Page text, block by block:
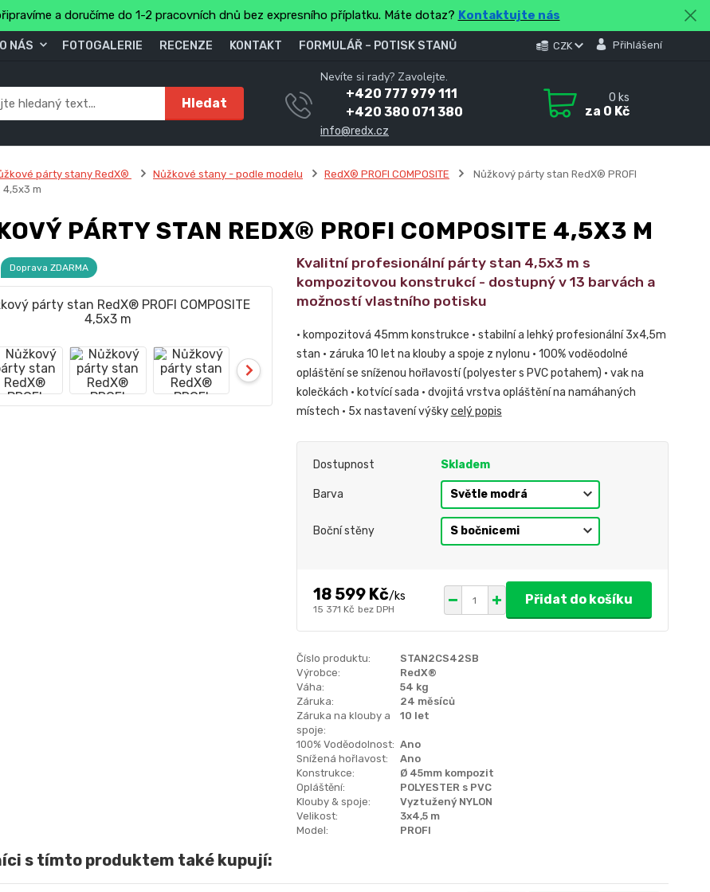
a doručíme do 1-2 pracovních dnů bez expresního příplatku. Máte dotaz? Kontaktujte nás
O NÁS FOTOGALERIE RECENZE KONTAKT FORMULÁŘ – POTISK STANŮ CZK Přihlášení
Hledat
Nevíte si rady? Zavolejte.
+420 777 979 111
+420 380 071 380
info@redx.cz
0 ks
za 0 Kč
párty stany RedX® Nůžkové stany - podle modelu RedX® PROFI COMPOSITE
Nůžkový párty stan RedX® PROFI
4,5x3 m
PÁRTY STAN REDX® PROFI COMPOSITE 4,5X3 M
Doprava ZDARMA
Kvalitní profesionální párty stan 4,5x3 m s
kompozitovou konstrukcí - dostupný v 13 barvách a
možností vlastního potisku
• kompozitová 45mm konstrukce • stabilní a lehký profesionální 3x4,5m
stan • záruka 10 let na klouby a spoje z nylonu • 100% voděodolné
opláštění se sníženou hořlavostí (polyester s PVC potahem) • vak na
kolečkách • kotvící sada • dvojitá vrstva opláštění na namáhaných
místech • 5x nastavení výškycelý popis
Dostupnost Skladem
Barva
Boční stěny
18 599 Kč/ks
15 371 Kč bez DPH
Přidat do košíku
Číslo produktu:
STAN2CS42SB
Výrobce:
RedX®
Váha:
54 kg
Záruka:
24 měsíců
Záruka na klouby a
spoje:
10 let
100% Voděodolnost: Ano
Snížená hořlavost:
Ano
Konstrukce:
Ø 45mm kompozit
Opláštění:
POLYESTER s PVC
Klouby & spoje:
Vyztužený NYLON
Velikost:
3x4,5 m
Model:
PROFI
s tímto produktem také kupují: